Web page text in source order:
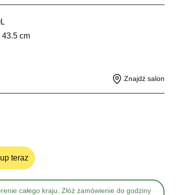
43.5 cm
Znajdź salon
teraz
całego kraju. Złóż zamówienie do godziny